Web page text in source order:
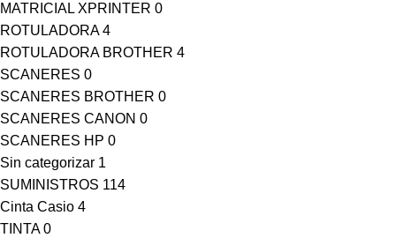
MATRICIAL XPRINTER 0
ROTULADORA 4
ROTULADORA BROTHER 4
SCANERES 0
SCANERES BROTHER 0
SCANERES CANON 0
SCANERES HP 0
Sin categorizar 1
SUMINISTROS 114
Cinta Casio 4
TINTA 0